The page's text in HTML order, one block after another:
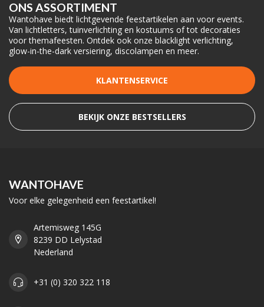
ONS ASSORTIMENT
Wantohave biedt lichtgevende feestartikelen aan voor events.
Van lichtletters, tuinverlichting en kostuums of tot decoraties
voor themafeesten. Ontdek ook onze blacklight verlichting,
glow-in-the-dark versiering, discolampen en meer.
KLANTENSERVICE
BEKIJK ONZE BESTSELLERS
WANTOHAVE
Voor elke gelegenheid een feestartikel!
Artemisweg 145G
8239 DD Lelystad
Nederland
+31 (0) 320 322 118